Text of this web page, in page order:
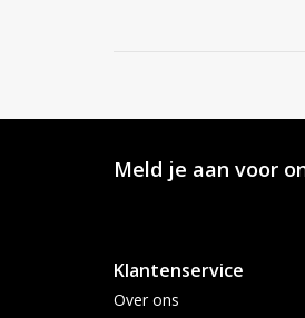
Meld je aan voor
Klantenservice
Over ons